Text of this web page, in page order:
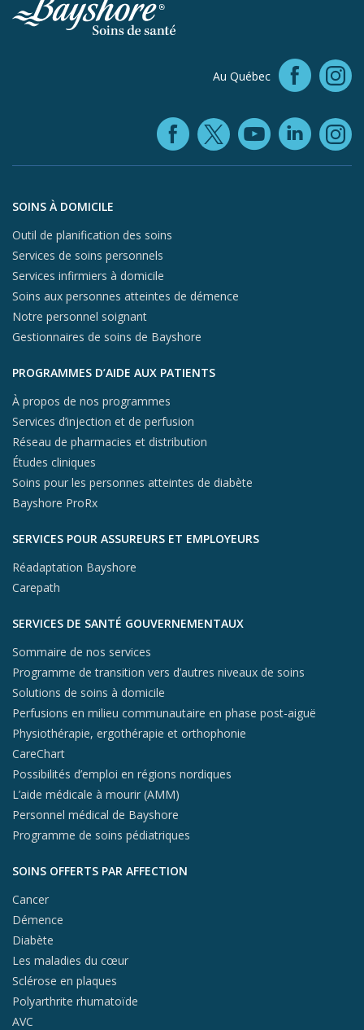
Au Québec
Facebook
X (opens
Aller au contenu du pied de page
SOINS À DOMICILE
Outil de planification des soins
Services de soins personnels
Services infirmiers à domicile
Soins aux personnes atteintes de démence
Notre personnel soignant
Gestionnaires de soins de Bayshore
PROGRAMMES D’AIDE AUX PATIENTS
À propos de nos programmes
Services d’injection et de perfusion
Réseau de pharmacies et distribution
Études cliniques
Soins pour les personnes atteintes de diabète
Bayshore ProRx
SERVICES POUR ASSUREURS ET EMPLOYEURS
Réadaptation Bayshore
Carepath
SERVICES DE SANTÉ GOUVERNEMENTAUX
Sommaire de nos services
Programme de transition vers d’autres niveaux de soins
Solutions de soins à domicile
Perfusions en milieu communautaire en phase post-aiguë
Physiothérapie, ergothérapie et orthophonie
CareChart
Possibilités d’emploi en régions nordiques
L’aide médicale à mourir (AMM)
Personnel médical de Bayshore
Programme de soins pédiatriques
SOINS OFFERTS PAR AFFECTION
Cancer
Démence
Diabète
Les maladies du cœur
Sclérose en plaques
Polyarthrite rhumatoïde
AVC